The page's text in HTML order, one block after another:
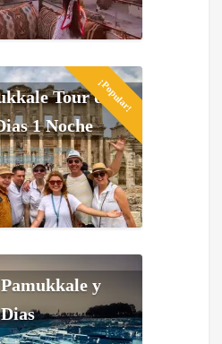
¡Popular!
Tour de
1 Noche
y